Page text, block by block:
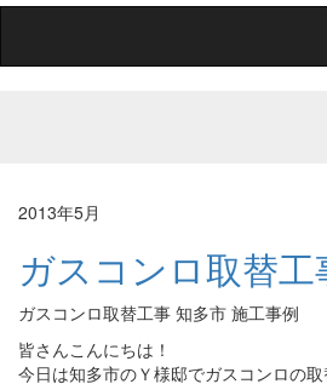
2013年5月
ガスコンロ取替工
ガスコンロ取替工事 知多市 施工事例
皆さんこんにちは！
今日は知多市のＹ様邸でガスコンロの